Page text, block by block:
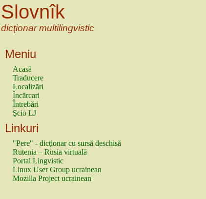
Slovnîk
dicţionar multilingvistic
Meniu
Acasă
Traducere
Localizări
Încărcari
Întrebări
Şcio LJ
Linkuri
"Pere" - dicţionar cu sursă deschisă
Rutenia – Rusia virtuală
Portal Lingvistic
Linux User Group ucrainean
Mozilla Project ucrainean